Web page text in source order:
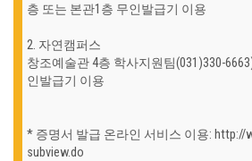
층 또는 본관1층 무인발급기 이용
2. 자연캠퍼스
창조예술관 4층 학사지원팀(031)330-
인발급기 이용
* 증명서 발급 온라인 서비스 이용: http://
subview.do